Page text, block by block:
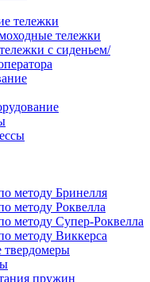
тележки
тележки
с сиденьем/
методу Бринелля
методу Роквелла
методу Супер-Роквелла
методу Виккерса
твердомеры
пружин